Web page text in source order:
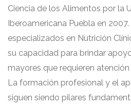
Ciencia de los Alimentos por la
Iberoamericana Puebla en
especializados en Nutrición
su capacidad para brindar
mayores que requieren
La formación profesional y el
siguen siendo pilares